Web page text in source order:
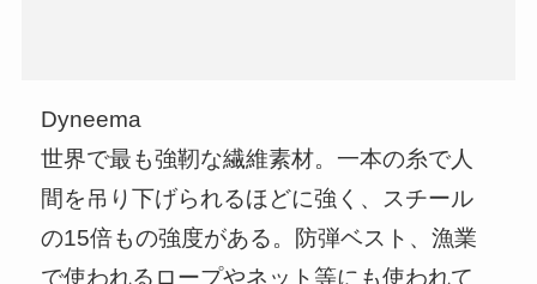
Dyneema
世界で最も強靭な繊維素材。一本の糸で人
間を吊り下げられるほどに強く、スチール
の15倍もの強度がある。防弾ベスト、漁業
で使われるロープやネット等にも使われて